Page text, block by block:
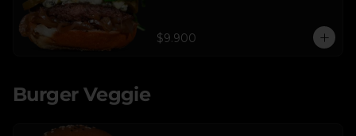
$9.900
Burger Veggie